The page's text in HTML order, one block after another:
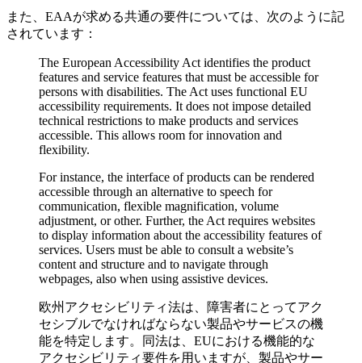
また、EAAが求める共通の要件については、次のように記
されています：
The European Accessibility Act identifies the product
features and service features that must be accessible for
persons with disabilities. The Act uses functional EU
accessibility requirements. It does not impose detailed
technical restrictions to make products and services
accessible. This allows room for innovation and
flexibility.
For instance, the interface of products can be rendered
accessible through an alternative to speech for
communication, flexible magnification, volume
adjustment, or other. Further, the Act requires websites
to display information about the accessibility features of
services. Users must be able to consult a website’s
content and structure and to navigate through
webpages, also when using assistive devices.
欧州アクセシビリティ法は、障害者にとってアク
セシブルでなければならない製品やサービスの機
能を特定します。同法は、EUにおける機能的な
アクセシビリティ要件を用いますが、製品やサー